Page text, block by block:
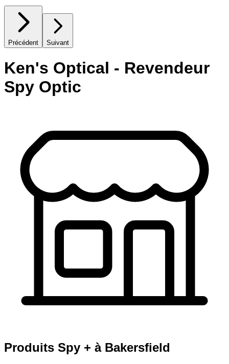
Précédent Suivant
Ken's Optical - Revendeur
Spy Optic
Produits Spy + à Bakersfield